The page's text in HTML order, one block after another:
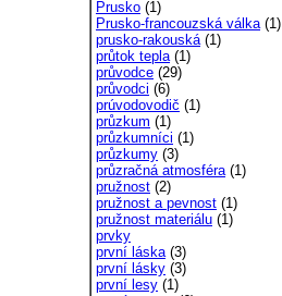
Prusko (1)
Prusko-francouzská válka(1)
prusko-rakouská(1)
průtok tepla(1)
průvodce (29)
průvodci (6)
prúvodovodič (1)
průzkum (1)
průzkumníci (1)
průzkumy (3)
průzračná atmosféra(1)
pružnost (2)
pružnost a pevnost (1)
pružnost materiálu (1)
prvky
první láska(3)
první lásky (3)
první lesy (1)